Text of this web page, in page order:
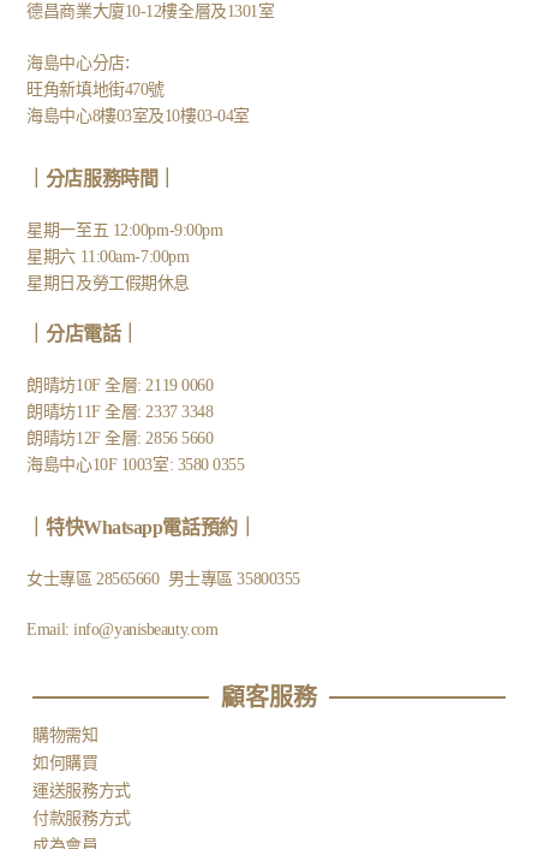
德昌商業大廈10-12樓全層及1301室
海島中心分店:
旺角新填地街470號
海島中心8樓03室及10樓03-04室
｜分店服務時間｜
星期一至五 12:00pm-9:00pm
星期六 11:00am-7:00pm
星期日及勞工假期休息
分店電話｜
朗晴坊10F 全層: 2119 0060
朗晴坊11F 全層: 2337 3348
朗晴坊12F 全層: 2856 5660
海島中心10F 1003室: 3580 0355
特快Whatsapp電話預約｜
女士專區28565660 男士專區35800355
Email:info@yanisbeauty.com
顧客服務​
購物需知
如何購買
運送服務方式
付款服務方式